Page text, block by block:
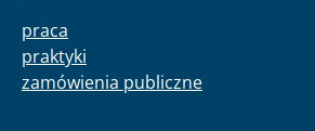
praca
praktyki
zamówienia publiczne